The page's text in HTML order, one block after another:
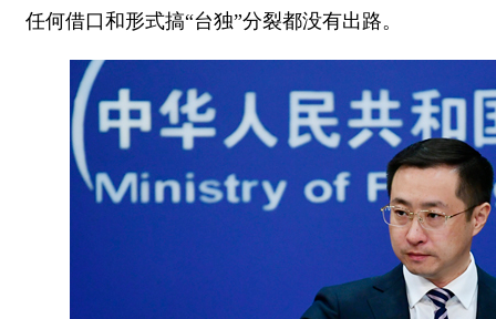
任何借口和形式搞“台独”分裂都没有出路。